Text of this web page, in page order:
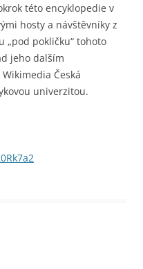
této encyklopedie v
hosty a návštěvníky z
„pod pokličku“ tohoto
jeho dalším
Česká
univerzitou.